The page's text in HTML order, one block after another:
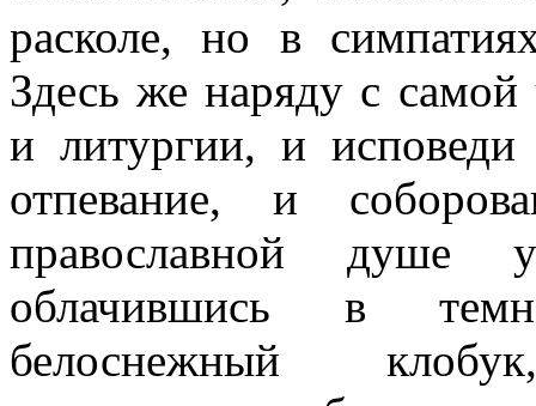
расколе, но в
Здесь же наряду с
и литургии, и
отпевание, и
православной душе
облачившись в
белоснежный